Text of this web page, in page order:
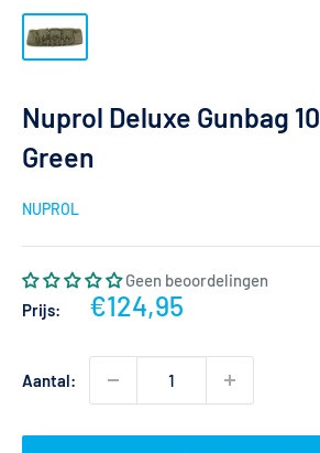
Nuprol Deluxe Gunbag
Green
NUPROL
Geen beoordelingen
Prijs:
Actieprijs
€124,95
Aantal: